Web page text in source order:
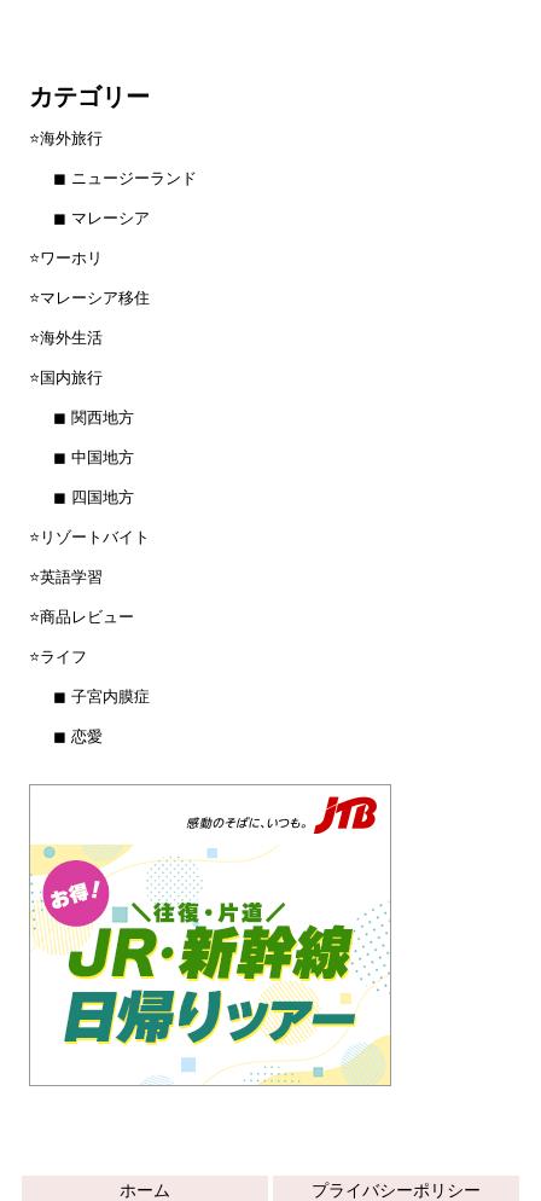
カテゴリー
⭐️海外旅行
◼︎ ニュージーランド
◼︎ マレーシア
⭐️ワーホリ
⭐️マレーシア移住
⭐️海外生活
⭐️国内旅行
◼︎ 関西地方
◼︎ 中国地方
◼︎ 四国地方
⭐️リゾートバイト
⭐️英語学習
⭐️商品レビュー
⭐️ライフ
◼︎ 子宮内膜症
◼︎ 恋愛
ホーム プライバシーポリシー